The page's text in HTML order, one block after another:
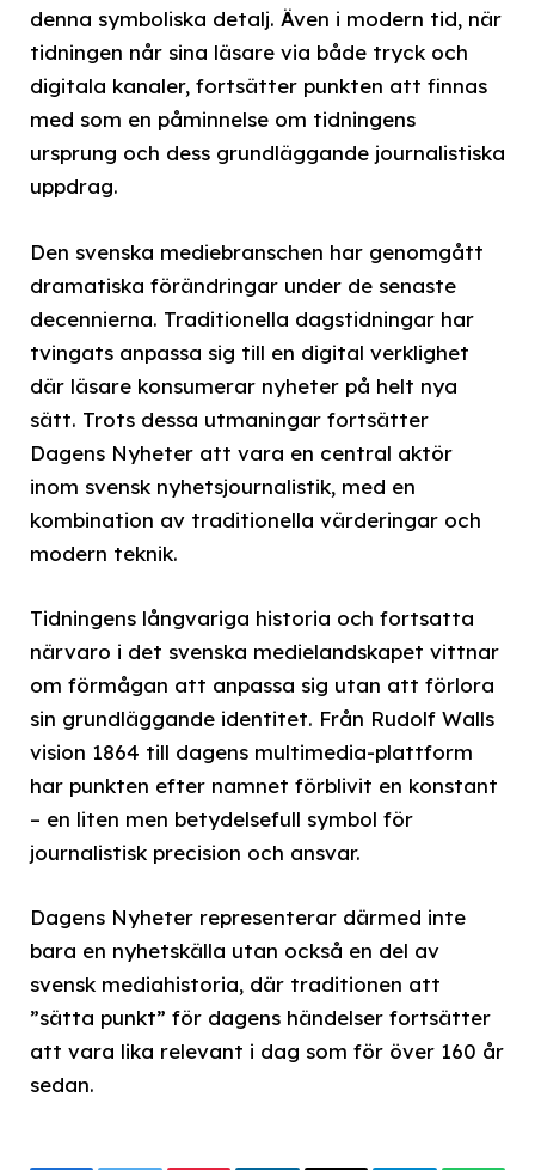
denna symboliska detalj. Även i modern tid, när
tidningen når sina läsare via både tryck och
digitala kanaler, fortsätter punkten att finnas
med som en påminnelse om tidningens
ursprung och dess grundläggande journalistiska
uppdrag.
Den svenska mediebranschen har genomgått
dramatiska förändringar under de senaste
decennierna. Traditionella dagstidningar har
tvingats anpassa sig till en digital verklighet
där läsare konsumerar nyheter på helt nya
sätt. Trots dessa utmaningar fortsätter
Dagens Nyheter att vara en central aktör
inom svensk nyhetsjournalistik, med en
kombination av traditionella värderingar och
modern teknik.
Tidningens långvariga historia och fortsatta
närvaro i det svenska medielandskapet vittnar
om förmågan att anpassa sig utan att förlora
sin grundläggande identitet. Från Rudolf Walls
vision 1864 till dagens multimedia-plattform
har punkten efter namnet förblivit en konstant
– en liten men betydelsefull symbol för
journalistisk precision och ansvar.
Dagens Nyheter representerar därmed inte
bara en nyhetskälla utan också en del av
svensk mediahistoria, där traditionen att
”sätta punkt” för dagens händelser fortsätter
att vara lika relevant i dag som för över 160 år
sedan.